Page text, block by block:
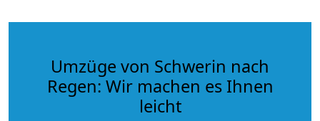
Umzüge von Schwerin nach
Regen: Wir machen es Ihnen
leicht